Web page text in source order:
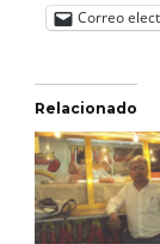
Correo
Relacionado